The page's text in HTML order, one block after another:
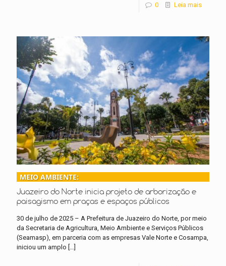
0 Leia mais
MEIO AMBIENTE:
Juazeiro do Norte inicia projeto de arborização e
paisagismo em praças e espaços públicos
30 de julho de 2025 – A Prefeitura de Juazeiro do Norte, por meio
da Secretaria de Agricultura, Meio Ambiente e Serviços Públicos
(Seamasp), em parceria com as empresas Vale Norte e Cosampa,
iniciou um amplo […]